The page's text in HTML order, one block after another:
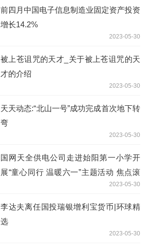
前四月中国电子信息制造业固定资产投资
增长14.2%
2023-05-30
被上苍诅咒的天才_关于被上苍诅咒的天
才的介绍
2023-05-30
天天动态:“北山一号”成功完成首次地下转
弯
2023-05-30
国网天全供电公司走进始阳第一小学开
展“童心同行 温暖六一”主题活动 焦点滚
2023-05-30
李达夫离任国投瑞银增利宝货币|环球精
选
2023-05-30